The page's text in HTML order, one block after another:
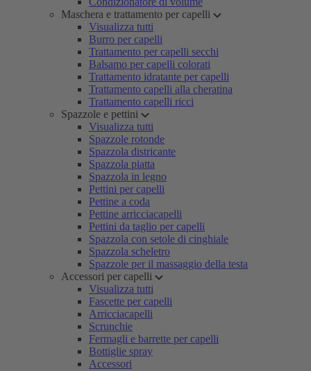
Maschera e trattamento per capelli
Visualizza tutti
Burro per capelli
Trattamento per capelli secchi
Balsamo per capelli colorati
Trattamento idratante per capelli
Trattamento capelli alla cheratina
Trattamento capelli ricci
Spazzole e pettini
Visualizza tutti
Spazzole rotonde
Spazzola districante
Spazzola piatta
Spazzola in legno
Pettini per capelli
Pettine a coda
Pettine arricciacapelli
Pettini da taglio per capelli
Spazzola con setole di cinghiale
Spazzola scheletro
Spazzole per il massaggio della testa
Accessori per capelli
Visualizza tutti
Fascette per capelli
Arricciacapelli
Scrunchie
Fermagli e barrette per capelli
Bottiglie spray
Accessori